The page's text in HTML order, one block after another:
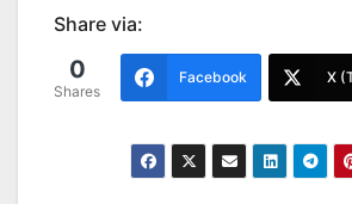
Share via:
0
Shares
Facebook X